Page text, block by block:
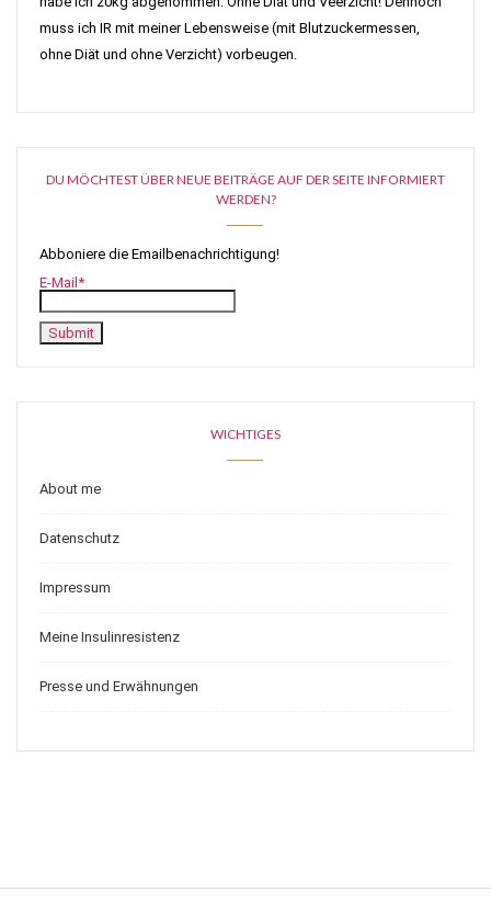
muss ich IR mit meiner Lebensweise (mit Blutzuckermessen,
ohne Diät und ohne Verzicht) vorbeugen.
DU MÖCHTEST ÜBER NEUE BEITRÄGE AUF DER SEITE INFORMIERT
WERDEN?
Abboniere die Emailbenachrichtigung!
E-Mail*
WICHTIGES
About me
Datenschutz
Impressum
Meine Insulinresistenz
Presse und Erwähnungen